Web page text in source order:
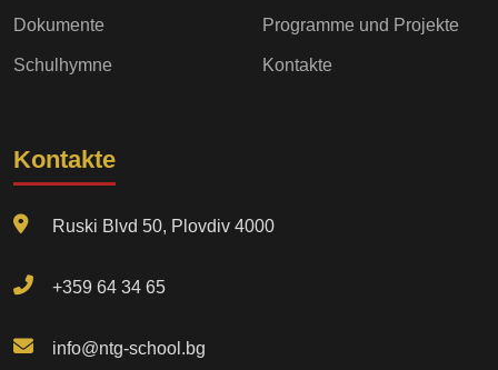
Dokumente
Schulhymne
Programme und Projekte
Kontakte
Kontakte
Ruski Blvd 50, Plovdiv 4000
+359 64 34 65
info@ntg-school.bg